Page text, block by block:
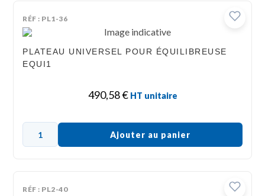
RÉF : PL1-36
PLATEAU UNIVERSEL POUR ÉQUILIBREUSE
EQUI1
490,58€ HT unitaire
Ajouter au panier
RÉF : PL2-40